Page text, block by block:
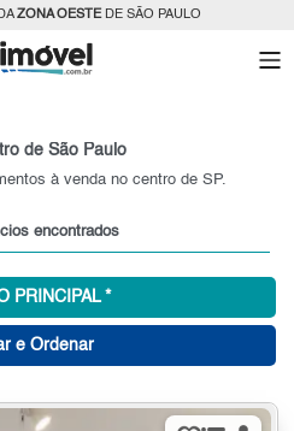
ZONA OESTEDE SÃO PAULO
de São Paulo
à venda no centro de SP.
encontrados
PRINCIPAL *
e Ordenar